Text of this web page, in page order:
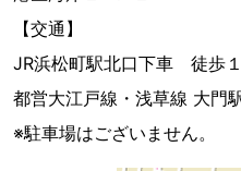
【交通】
JR浜松町駅北口下車 徒歩
都営大江戸線・浅草線 大門
※駐車場はございません。